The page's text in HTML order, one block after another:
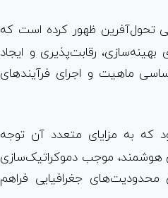
تحول‌آفرین ظهور کرده است که
رقابت‌پذیری و ایجاد
ماهیت و اجرای فرآیندهای
که به مزایای متعدد آن توجه
هوشمند، موجب دموکراتیک‌سازی
محدودیت‌های جغرافیایی فراهم